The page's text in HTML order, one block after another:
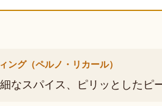
ング（ペルノ・リカール）
なスパイス、ピリッとしたピー